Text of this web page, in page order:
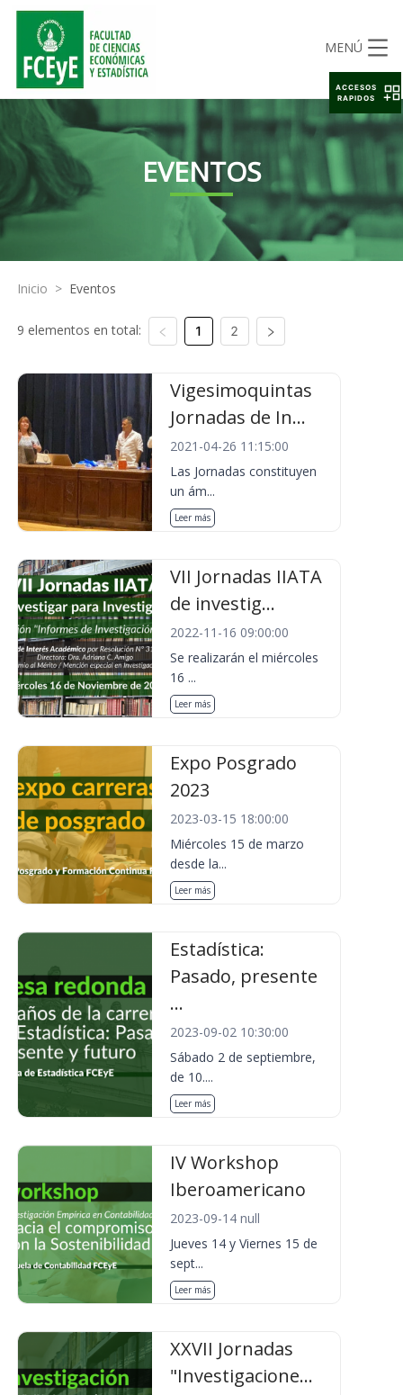
MENÚ
EVENTOS
Inicio > Eventos
9 elementos en total: 1 2
Vigesimoquintas
Jornadas de In...
2021-04-26 11:15:00
Las Jornadas constituyen
un ám...
Leer más
VII Jornadas IIATA
de investig...
2022-11-16 09:00:00
Se realizarán el miércoles
16 ...
Leer más
Expo Posgrado
2023
2023-03-15 18:00:00
Miércoles 15 de marzo
desde la...
Leer más
Estadística:
Pasado, presente
...
2023-09-02 10:30:00
Sábado 2 de septiembre,
de 10....
Leer más
IV Workshop
Iberoamericano
2023-09-14 null
Jueves 14 y Viernes 15 de
sept...
Leer más
XXVII Jornadas
"Investigacione...
ACCESOS
RAPIDOS